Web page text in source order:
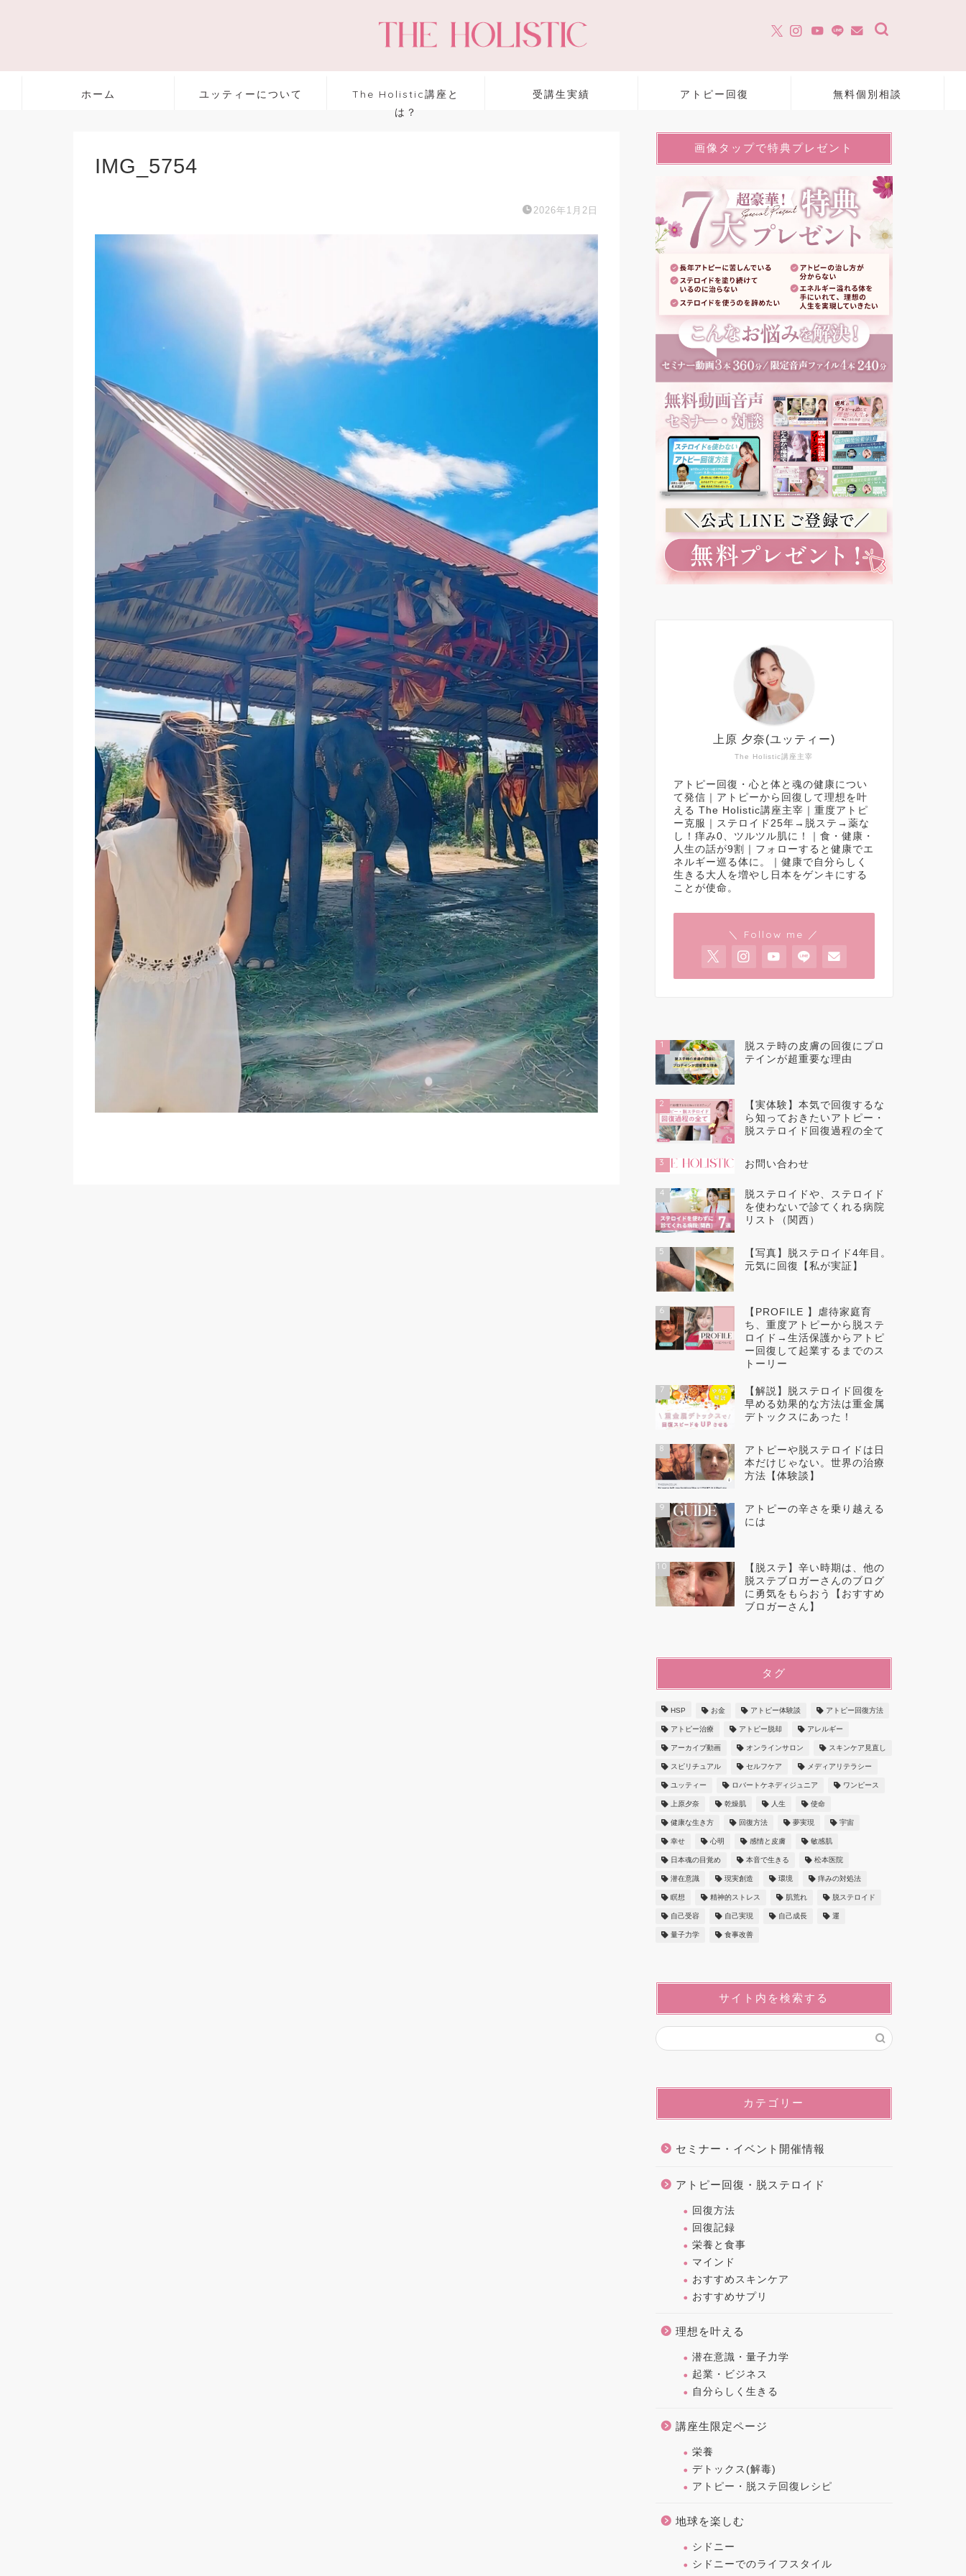
ホーム ユッティーについて
The Holistic講座と
は？
受講生実績 アトピー回復 無料個別相談
IMG_5754
2026年1月2日
画像タップで特典プレゼント
The Holistic講座主宰
上原 夕奈(ユッティー)
アトピー回復・心と体と魂の健康につい
て発信｜アトピーから回復して理想を叶
える The Holistic講座主宰｜重度アトピ
ー克服｜ステロイド25年→脱ステ→薬な
し！痒み0、ツルツル肌に！｜食・健康・
人生の話が9割｜フォローすると健康でエ
ネルギー巡る体に。｜健康で自分らしく
生きる大人を増やし日本をゲンキにする
ことが使命。
＼ Follow me ／
1
脱ステ時の皮膚の回復にプロ
テインが超重要な理由
2
【実体験】本気で回復するな
ら知っておきたいアトピー・
脱ステロイド回復過程の全て
3 お問い合わせ
4
脱ステロイドや、ステロイド
を使わないで診てくれる病院
リスト（関西）
5
【写真】脱ステロイド4年目。
元気に回復【私が実証】
6
【PROFILE 】虐待家庭育
ち、重度アトピーから脱ステ
ロイド→生活保護からアトピ
ー回復して起業するまでのス
トーリー
7
【解説】脱ステロイド回復を
早める効果的な方法は重金属
デトックスにあった！
8
アトピーや脱ステロイドは日
本だけじゃない。世界の治療
方法【体験談】
9
アトピーの辛さを乗り越える
には
10
【脱ステ】辛い時期は、他の
脱ステブロガーさんのブログ
に勇気をもらおう【おすすめ
ブロガーさん】
タグ
HSP お金 アトピー体験談 アトピー回復方法
アトピー治療 アトピー脱却 アレルギー
アーカイブ動画 オンラインサロン スキンケア見直し
スピリチュアル セルフケア メディアリテラシー
ユッティー ロバートケネディジュニア ワンピース
上原夕奈 乾燥肌 人生 使命
健康な生き方 回復方法 夢実現 宇宙
幸せ 心明 感情と皮膚 敏感肌
日本魂の目覚め 本音で生きる 松本医院
潜在意識 現実創造 環境 痒みの対処法
瞑想 精神的ストレス 肌荒れ 脱ステロイド
自己受容 自己実現 自己成長 運
量子力学 食事改善
サイト内を検索する
カテゴリー
セミナー・イベント開催情報
アトピー回復・脱ステロイド
回復方法
回復記録
栄養と食事
マインド
おすすめスキンケア
おすすめサプリ
理想を叶える
潜在意識・量子力学
起業・ビジネス
自分らしく生きる
講座生限定ページ
栄養
デトックス(解毒)
アトピー・脱ステ回復レシピ
地球を楽しむ
シドニー
シドニーでのライフスタイル